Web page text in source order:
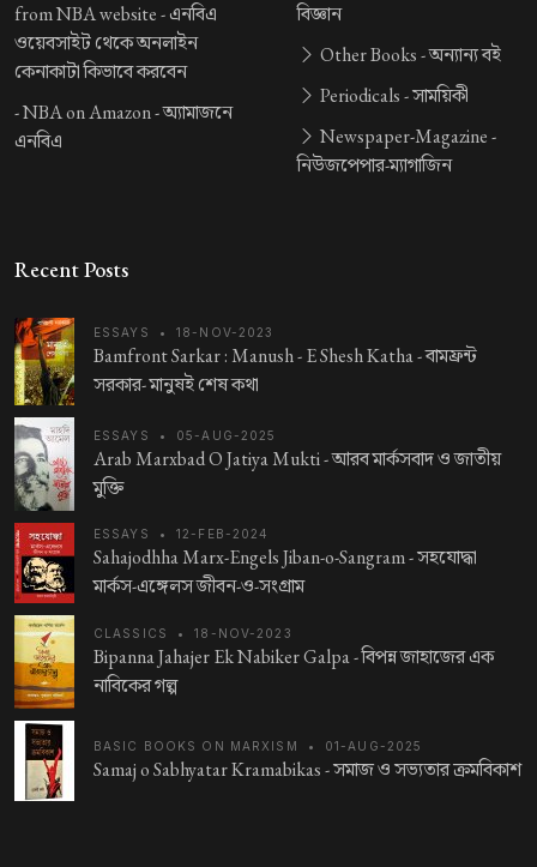
from NBA website -এনবিএ
ওয়েবসাইট থেকে অনলাইন
কেনাকাটা কিভাবে করবেন
-NBA on Amazon -অ্যামাজনে
এনবিএ
বিজ্ঞান
Other Books -অন্যান্য বই
Periodicals -সাময়িকী
Newspaper-Magazine -
নিউজপেপার-ম্যাগাজিন
Recent Posts
ESSAYS • 18-NOV-2023
Bamfront Sarkar : Manush - E Shesh Katha -বামফ্রন্ট
সরকার- মানুষই শেষ কথা
ESSAYS • 05-AUG-2025
Arab Marxbad O Jatiya Mukti -আরব মার্কসবাদ ও জাতীয়
মুক্তি
ESSAYS • 12-FEB-2024
Sahajodhha Marx-Engels Jiban-o-Sangram -সহযোদ্ধা
মার্কস-এঙ্গেলস জীবন-ও-সংগ্রাম
CLASSICS • 18-NOV-2023
Bipanna Jahajer Ek Nabiker Galpa -বিপন্ন জাহাজের এক
নাবিকের গল্প
BASIC BOOKS ON MARXISM • 01-AUG-2025
Samaj o Sabhyatar Kramabikas -সমাজ ও সভ্যতার ক্রমবিকাশ